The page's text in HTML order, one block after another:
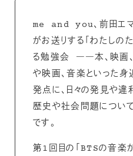
me and you、前田エマ
がお送りする「わたしの
る勉強会 ――本、映画、
や映画、音楽といった身
発点に、日々の発見や違
歴史や社会問題につい
です。
第1回目の「BTSの音楽